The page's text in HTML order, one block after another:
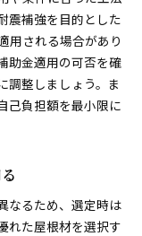
震補強を目的とした
用される場合があり
助金適用の可否を確
調整しましょう。ま
己負担額を最小限に
なるため、選定時は
れた屋根材を選択す